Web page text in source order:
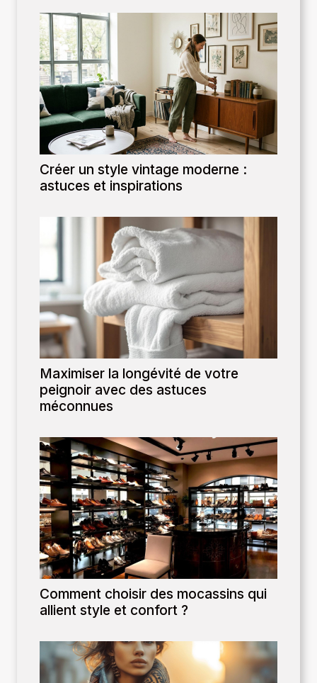
Créer un style vintage moderne :
astuces et inspirations
Maximiser la longévité de votre
peignoir avec des astuces
méconnues
Comment choisir des mocassins qui
allient style et confort ?